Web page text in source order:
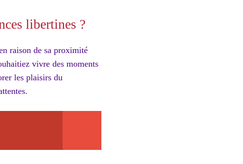
libertines ?
raison de sa proximité
vivre des moments
les plaisirs du